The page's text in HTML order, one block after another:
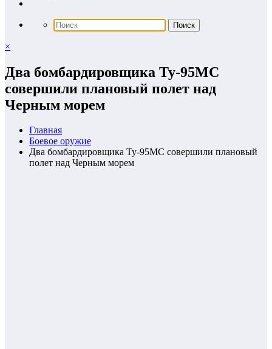
×
Два бомбардировщика Ту-95МС
совершили плановый полет над
Черным морем
Главная
Боевое оружие
Два бомбардировщика Ту-95МС совершили плановый
полет над Черным морем